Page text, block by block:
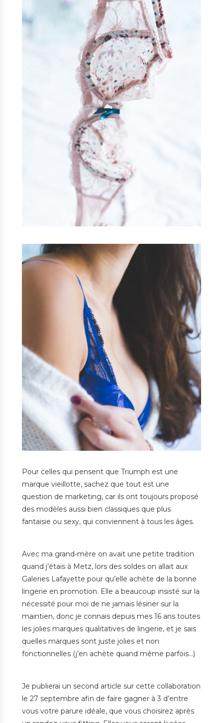
Pour celles qui pensent que Triumph est une
marque vieillotte, sachez que tout est une
question de marketing, car ils ont toujours proposé
des modèles aussi bien classiques que plus
fantaisie ou sexy, qui conviennent à tous les âges.
Avec ma grand-mère on avait une petite tradition
quand j’étais à Metz, lors des soldes on allait aux
Galeries Lafayette pour qu’elle achète de la bonne
lingerie en promotion. Elle a beaucoup insisté sur la
nécessité pour moi de ne jamais lésiner sur la
maintien, donc je connais depuis mes 16 ans toutes
les jolies marques qualitatives de lingerie, et je sais
quelles marques sont juste jolies et non
fonctionnelles (j’en achète quand même parfois…)
Je publierai un second article sur cette collaboration
le 27 septembre afin de faire gagner à 3 d’entre
vous votre parure idéale, que vous choisirez après